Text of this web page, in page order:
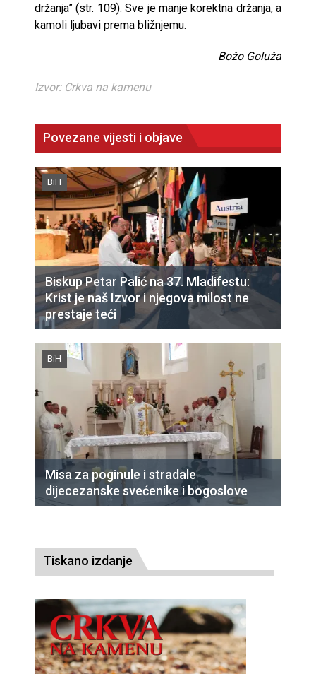
držanja” (str. 109). Sve je manje korektna držanja, a
kamoli ljubavi prema bližnjemu.
Božo Goluža
Izvor: Crkva na kamenu
Povezane vijesti i objave
BiH
Biskup Petar Palić na 37. Mladifestu:
Krist je naš Izvor i njegova milost ne
prestaje teći
BiH
Misa za poginule i stradale
dijecezanske svećenike i bogoslove
Tiskano izdanje